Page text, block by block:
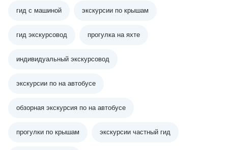
гид с машиной экскурсии по крышам
гид экскурсовод прогулка на яхте
индивидуальный экскурсовод
экскурсии по на автобусе
обзорная экскурсия по на автобусе
прогулки по крышам экскурсии частный гид